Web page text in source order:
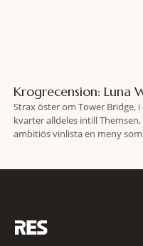
Krogrecension: Luna
Strax öster om Tower Bridge,
kvarter alldeles intill
ambitiös vinlista en meny